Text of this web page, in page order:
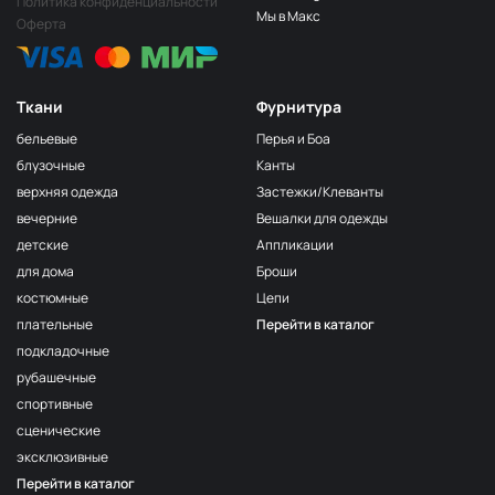
Песочный
ДЛ203
Светло-бежевый
ДЛ208
Светло-серый
ДЛ209
Светло-голубой
ДЛ210
ДЛ211
ДЛ212
Серо лиловый
ДЛ213
ДЛ217
Синий
Черный
пыльно голубой
светлая пудра
Ткани
бельевые
блузочные
верхняя одежда
вечерние
детские
для дома
костюмные
плательные
подкладочные
рубашечные
спортивные
сценические
эксклюзивные
Перейти в каталог
Фурнитура
Перья и Боа
Канты
Застежки/Клеванты
Вешалки для одежды
Аппликации
Броши
Цепи
Перейти в каталог
Оферта
Мы в Макс